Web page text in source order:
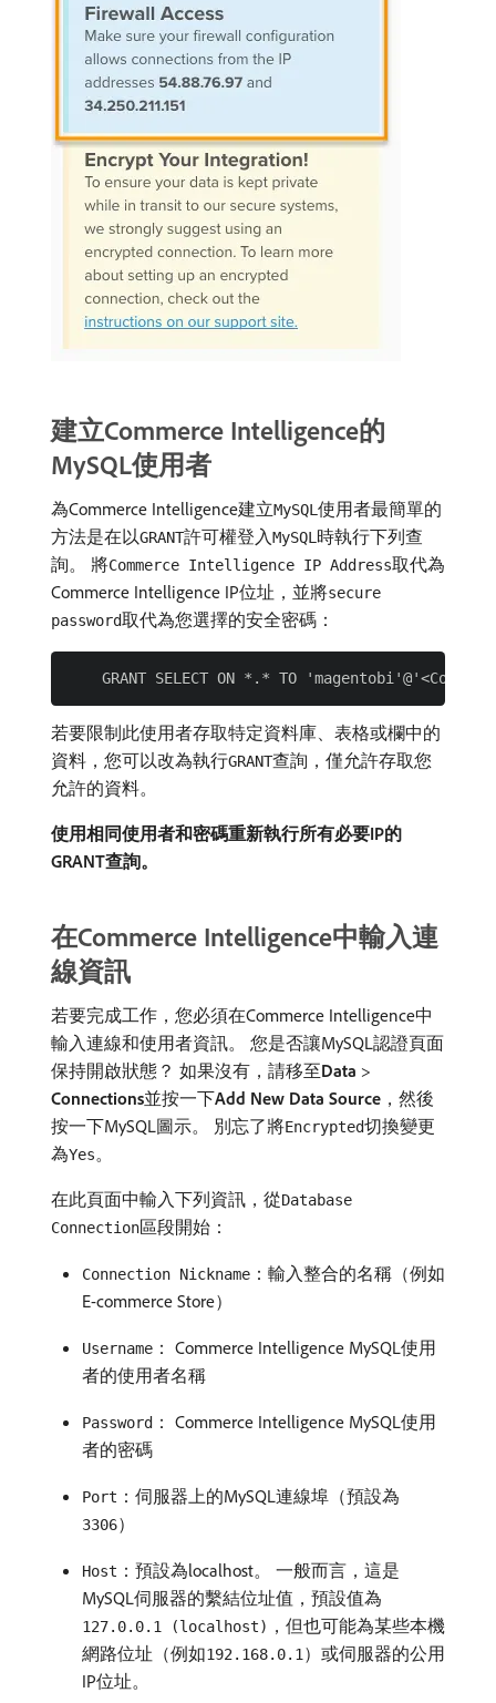
建立Commerce Intelligence的
MySQL使用者
為Commerce Intelligence建立MySQL 使用者最簡單的
方法是在以GRANT許可權登入MySQL 時執行下列查
詢。 將Commerce Intelligence IP Address取代為
Commerce Intelligence IP位址，並將secure
password取代為您選擇的安全密碼：
若要限制此使用者存取特定資料庫、表格或欄中的
資料，您可以改為執行GRANT查詢，僅允許存取您
允許的資料。
使用相同使用者和密碼重新執行所有必要IP的
GRANT查詢。
在Commerce Intelligence中輸入連
線資訊
若要完成工作，您必須在Commerce Intelligence中
輸入連線和使用者資訊。 您是否讓MySQL認證頁面
保持開啟狀態？ 如果沒有，請移至​Data >
Connections​並按一下​Add New Data Source ，然後
按一下MySQL圖示。 別忘了將Encrypted切換變更
為Yes。
在此頁面中輸入下列資訊，從Database
Connection區段開始：
Connection Nickname ：輸入整合的名稱（例如
E-commerce Store）
Username ： Commerce Intelligence MySQL使用
者的使用者名稱
Password ： Commerce Intelligence MySQL使用
者的密碼
Port ：伺服器上的MySQL連線埠（預設為
3306）
Host ：預設為localhost。 一般而言，這是
MySQL伺服器的繫結位址值，預設值為
127.0.0.1 (localhost) ，但也可能為某些本機
網路位址（例如192.168.0.1 ）或伺服器的公用
IP位址。